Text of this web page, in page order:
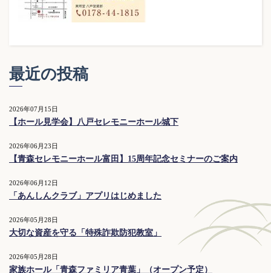
最近の投稿
2026年07月15日
【ホール見学会】八戸セレモニーホール城下
2026年06月23日
【青森セレモニーホール富田】15周年記念セミナーのご案内
2026年06月12日
「あんしんクラブ」アプリはじめました
2026年05月28日
大切な資産を守る「特殊詐欺防犯教室」
2026年05月28日
家族ホール「青森ファミリア青葉」（オープン予定）